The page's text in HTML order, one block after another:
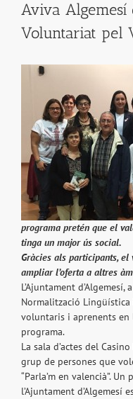
Aviva
Voluntariat pel
programa pretén que el
tinga un major ús social.
Gràcies als participants,
ampliar l’oferta a altres
L’Ajuntament
Normalització
voluntaris i aprenents en
programa.
La sala d’actes del
grup de persones que
“Parla’m en valencià”.
l’Ajuntament d’Algemesí